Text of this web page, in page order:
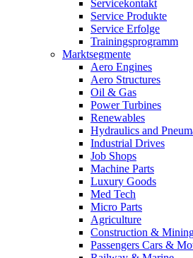
Servicekontakt
Service Produkte
Service Erfolge
Trainingsprogramm
Marktsegmente
Aero Engines
Aero Structures
Oil & Gas
Power Turbines
Renewables
Hydraulics and
Industrial Drives
Job Shops
Machine Parts
Luxury Goods
Med Tech
Micro Parts
Agriculture
Construction &
Passengers Cars &